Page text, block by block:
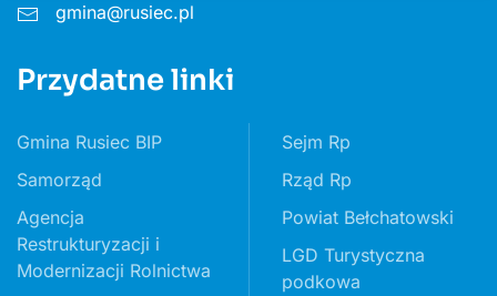
gmina@rusiec.pl
Przydatne linki
Gmina Rusiec BIP
Samorząd
Agencja
Restrukturyzacji i
Modernizacji Rolnictwa
Sejm Rp
Rząd Rp
Powiat Bełchatowski
LGD Turystyczna
podkowa